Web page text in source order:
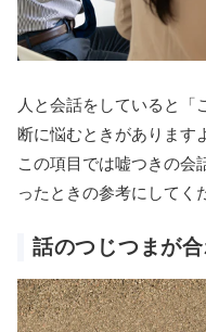
人と会話をしていると「
断に悩むときがあります
この項目では嘘つきの会
ったときの参考にしてく
話のつじつまが